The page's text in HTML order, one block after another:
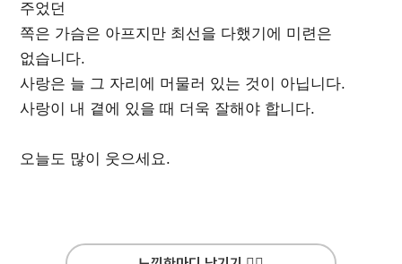
주었던
쪽은 가슴은 아프지만 최선을 다했기에 미련은
없습니다.
사랑은 늘 그 자리에 머물러 있는 것이 아닙니다.
사랑이 내 곁에 있을 때 더욱 잘해야 합니다.
오늘도 많이 웃으세요.